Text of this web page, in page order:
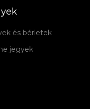
és bérletek
jegyek